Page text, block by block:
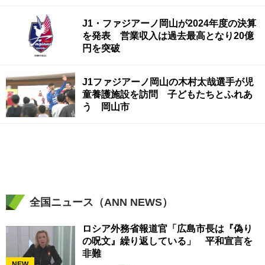
J1・ファジアーノ岡山が2024年度の決算
を発表 営業収入は過去最高となり20億
円を突破
J1ファジアーノ岡山の木村太哉選手が児
童養護施設を訪問 子どもたちとふれあ
う 岡山市
全国ニュース（ANN NEWS）
ロシア外務省報道官「広島市長は『偽り
の呪文』繰り返している」 平和宣言を
非難